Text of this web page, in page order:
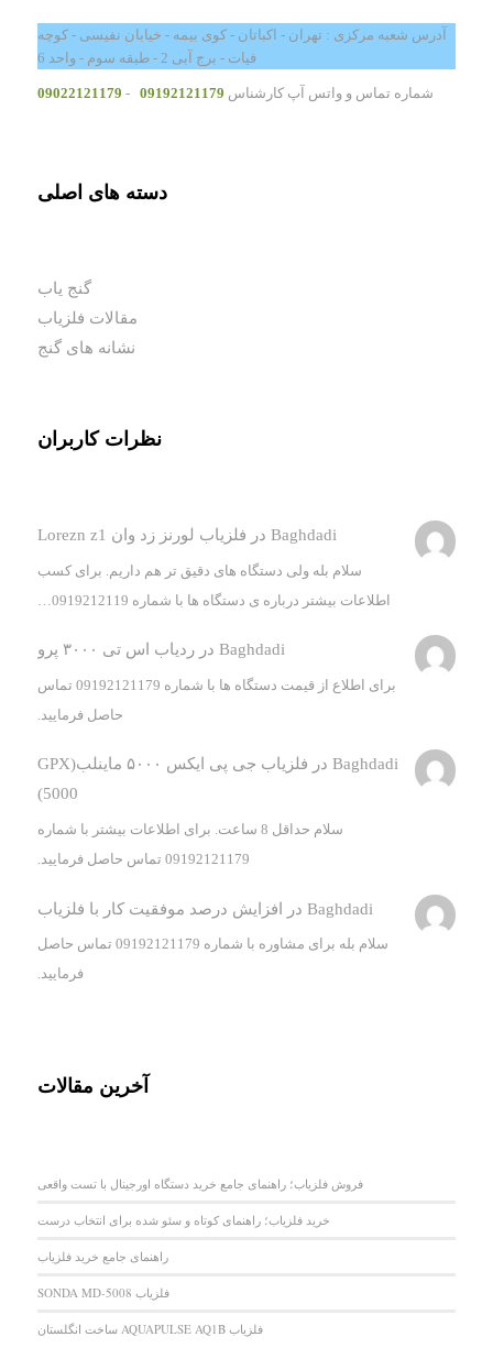
آدرس شعبه مرکزی : تهران - اکباتان - کوی بیمه - خیابان نفیسی - کوچه
فیات - برج آبی 2 - طبقه سوم - واحد 6
شماره تماس و واتس آپ کارشناس 09192121179
-
09022121179
دسته های اصلی
گنج یاب
مقالات فلزیاب
نشانه های گنج
نظرات کاربران
Baghdadi در فلزیاب لورنز زد وان Lorezn z1
سلام بله ولی دستگاه های دقیق تر هم داریم. برای کسب
اطلاعات بیشتر درباره ی دستگاه ها با شماره 0919212119…
Baghdadi درردیاب اس تی ۳۰۰۰ پرو
برای اطلاع از قیمت دستگاه ها با شماره 09192121179 تماس
حاصل فرمایید.
Baghdadi در
فلزیاب جی پی ایکس ۵۰۰۰ ماینلب(GPX
5000)
سلام حداقل 8 ساعت. برای اطلاعات بیشتر با شماره
09192121179 تماس حاصل فرمایید.
Baghdadi در افزایش درصد موفقیت کار با فلزیاب
سلام بله برای مشاوره با شماره 09192121179 تماس حاصل
فرمایید.
آخرین مقالات
فروش فلزیاب؛ راهنمای جامع خرید دستگاه اورجینال با تست واقعی
خرید فلزیاب؛ راهنمای کوتاه و سئو شده برای انتخاب درست
راهنمای جامع خرید فلزیاب
فلزیاب SONDA MD-5008
فلزیاب AQUAPULSE AQ1B ساخت انگلستان